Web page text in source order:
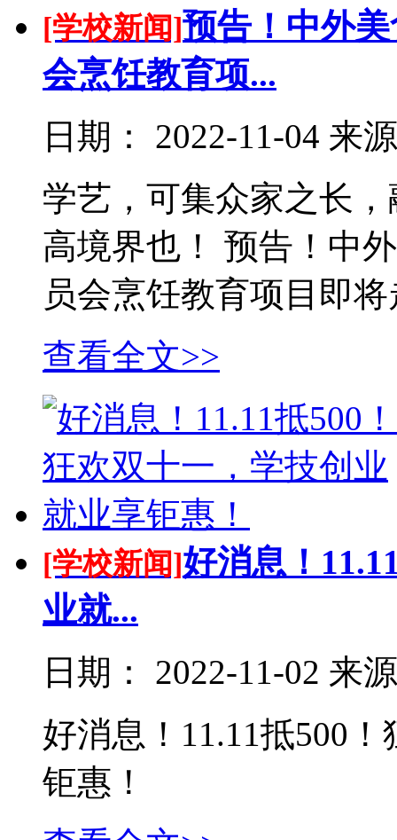
[学校新闻]预告！中外
会烹饪教育项...
日期： 2022-11-04 来
学艺，可集众家之长
高境界也！ 预告！中
员会烹饪教育项目即
查看全文>>
[学校新闻]好消息！
业就...
日期： 2022-11-02 来
好消息！11.11抵500
钜惠！